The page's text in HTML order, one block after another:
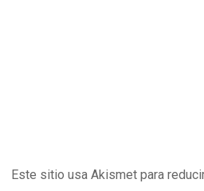
Este sitio usa Akismet para